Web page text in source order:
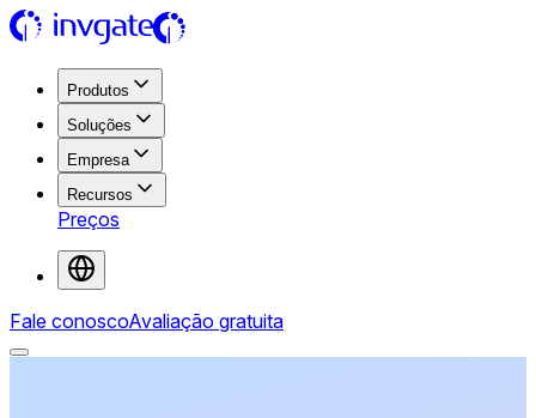
Produtos
Soluções
Empresa
Recursos
Preços
Fale conoscoAvaliação gratuita